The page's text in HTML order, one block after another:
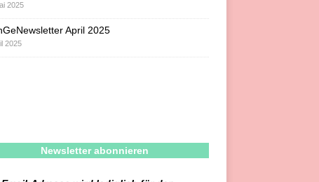
2025
April 2025
2025
Newsletter abonnieren